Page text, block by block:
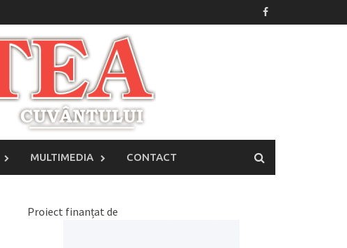
MULTIMEDIA CONTACT
Proiect finanțat de